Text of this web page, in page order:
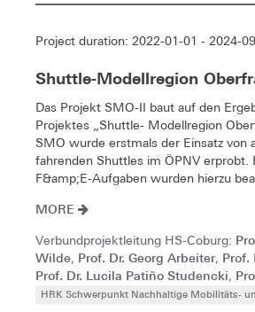
Project duration: 2022-01-01 - 2024-
Shuttle-Modellregion
Das Projekt SMO-II baut auf den
Projektes „Shuttle- Modellregion
SMO wurde erstmals der Einsatz von
fahrenden Shuttles im ÖPNV erprobt.
F&amp;E-Aufgaben wurden hierzu
MORE
Verbundprojektleitung HS-Coburg:
Wilde, Prof. Dr. Georg Arbeiter, Prof.
Prof. Dr. Lucila Patiño Studencki,
HRK Schwerpunkt Nachhaltige Mobilitäts-